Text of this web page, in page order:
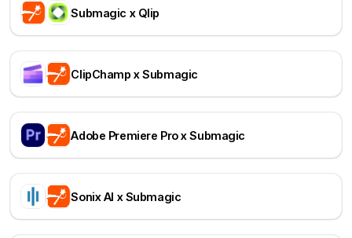
Submagic x Qlip
ClipChamp x Submagic
Adobe Premiere Pro x Submagic
Sonix AI x Submagic